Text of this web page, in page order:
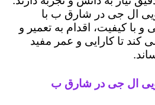
ال جی در شارق ب با
با کیفیت، اقدام به تعمیر و
تا کارایی و عمر مفید
ال جی در شارق ب